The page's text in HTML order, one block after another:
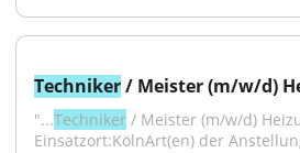
Techniker / Meister (m/w/d)
"...Techniker / Meister (m/w/d)
Einsatzort:KölnArt(en) der